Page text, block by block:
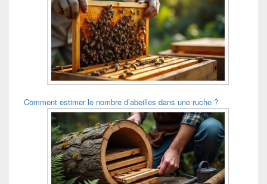
Comment estimer le nombre d’abeilles dans une ruche ?